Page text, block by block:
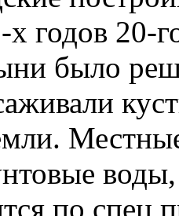
годов 20-
было
по спец